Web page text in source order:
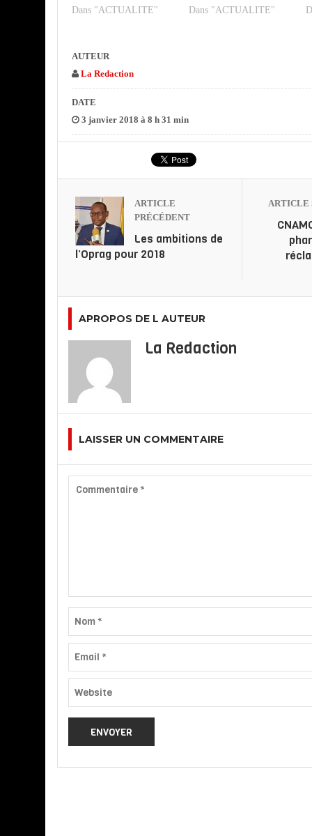
Dans "ACTUALITE"
Dans "ACTUALITE"
AUTEUR
La Redaction
DATE
3 janvier 2018 à 8 h 31 min
ARTICLE
PRÉCÉDENT
Les ambitions de
l’Oprag pour 2018
ARTICLE
APROPOS DE L AUTEUR
La Redaction
LAISSER UN COMMENTAIRE